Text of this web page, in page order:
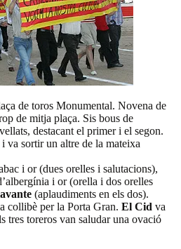
de toros Monumental. Novena de
de mitja plaça. Sis bous de
destacant el primer i el segon.
va sortir un altre de la mateixa
i or (dues orelles i salutacions),
i or (orella i dos orelles
(aplaudiments en els dos).
collibè per la Porta Gran. El Cid va
tres toreros van saludar una ovació